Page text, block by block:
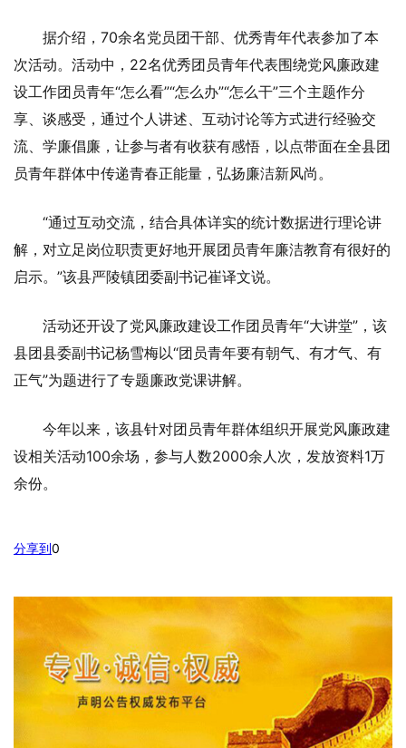
据介绍，70余名党员团干部、优秀青年代表参加了本
次活动。活动中，22名优秀团员青年代表围绕党风廉政建
设工作团员青年“怎么看”“怎么办”“怎么干”三个主题作分
享、谈感受，通过个人讲述、互动讨论等方式进行经验交
流、学廉倡廉，让参与者有收获有感悟，以点带面在全县团
员青年群体中传递青春正能量，弘扬廉洁新风尚。
“通过互动交流，结合具体详实的统计数据进行理论讲
解，对立足岗位职责更好地开展团员青年廉洁教育有很好的
启示。”该县严陵镇团委副书记崔译文说。
活动还开设了党风廉政建设工作团员青年“大讲堂”，该
县团县委副书记杨雪梅以“团员青年要有朝气、有才气、有
正气”为题进行了专题廉政党课讲解。
今年以来，该县针对团员青年群体组织开展党风廉政建
设相关活动100余场，参与人数2000余人次，发放资料1万
余份。
分享到0